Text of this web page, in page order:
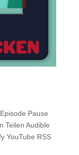
Pause
Teilen Audible
YouTube RSS